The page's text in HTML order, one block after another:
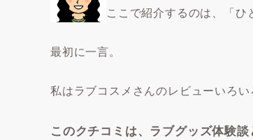
ここで紹介するのは、「ひ
最初に一言。
私はラブコスメさんのレビューいろ
このクチコミは、ラブグッズ体験